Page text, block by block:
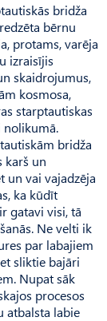
bridža
bērnu
protams, varēja
izraisījis
skaidrojumus,
kosmosa,
starptautiskas
nolikumā.
bridža
karš un
un vai vajadzēja
ka kūdīt
gatavi visi, tā
Ne velti ik
par labajiem
sliktie bajāri
Nupat sāk
procesos
atbalsta labie